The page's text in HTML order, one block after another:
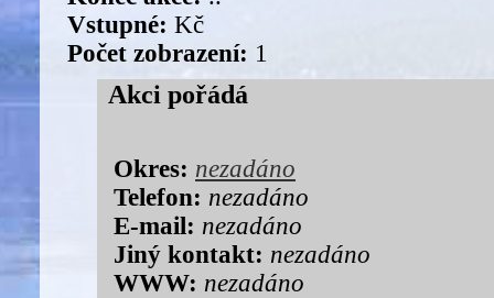
Vstupné: Kč
Počet zobrazení: 1
Akci pořádá
Okres: nezadáno
Telefon: nezadáno
E-mail: nezadáno
Jiný kontakt: nezadáno
WWW: nezadáno